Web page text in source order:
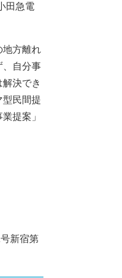
田急電
地方離れ
、自分事
決でき
型民間提
提案」
新宿第